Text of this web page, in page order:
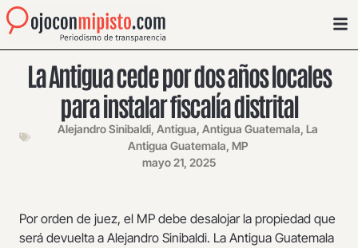
La Antigua cede por dos años locales
para instalar fiscalía distrital
Alejandro Sinibaldi, Antigua, Antigua Guatemala, La
Antigua Guatemala, MP
mayo 21, 2025
Por orden de juez, el MP debe desalojar la propiedad que
será devuelta a Alejandro Sinibaldi. La Antigua Guatemala